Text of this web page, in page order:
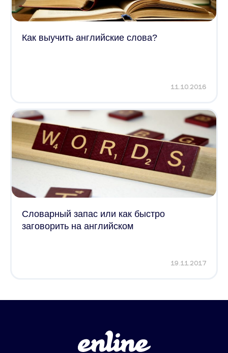
Как выучить английские слова?
11.10.2016
Словарный запас или как быстро
заговорить на английском
19.11.2017